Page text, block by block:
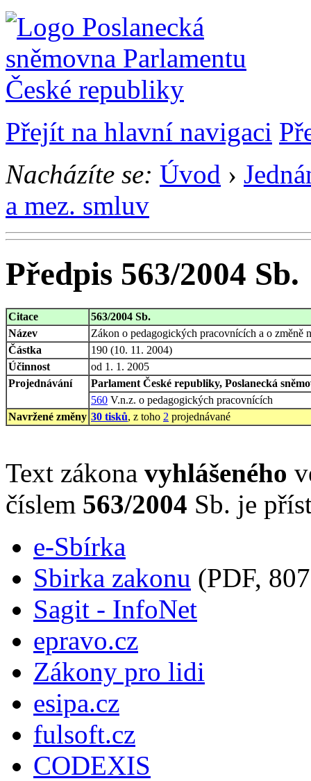
Přejít na hlavní navigaci
Nacházíte se: Úvod ›
a mez. smluv
Předpis 563/2004 Sb.
Citace
563/2004 Sb.
Název
Zákon o pedagogických pracovnících a o změně
Částka
190 (10. 11. 2004)
Účinnost
od 1. 1. 2005
Projednávání
Parlament České republiky, Poslanecká
560 V.n.z. o pedagogických pracovnících
Navržené změny 30 tisků, z toho 2 projednávané
Text zákona vyhlášeného
číslem 563/2004 Sb. je
e-Sbírka
Sbirka zakonu (PDF,
Sagit - InfoNet
epravo.cz
Zákony pro lidi
esipa.cz
fulsoft.cz
CODEXIS